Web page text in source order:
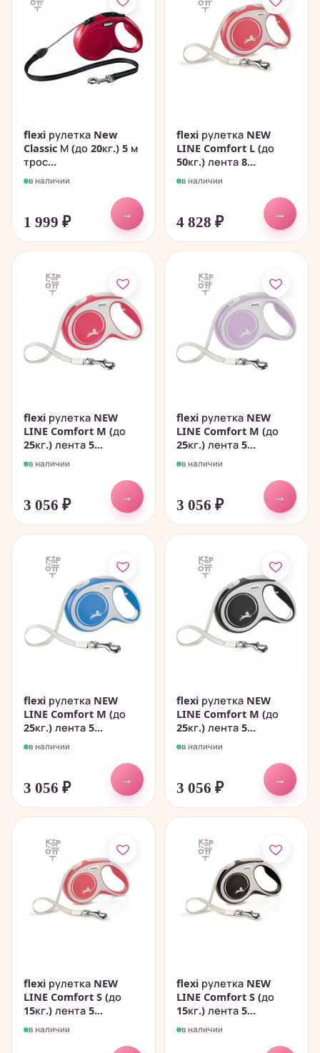
flexi рулетка New
Classic М (до 20кг.) 5 м
трос...
в наличии
1 999 ₽
→
flexi рулетка NEW
LINE Comfort L (до
50кг.) лента 8...
в наличии
4 828 ₽
→
flexi рулетка NEW
LINE Comfort M (до
25кг.) лента 5...
в наличии
3 056 ₽
→
flexi рулетка NEW
LINE Comfort M (до
25кг.) лента 5...
в наличии
3 056 ₽
→
flexi рулетка NEW
LINE Comfort M (до
25кг.) лента 5...
в наличии
3 056 ₽
→
flexi рулетка NEW
LINE Comfort M (до
25кг.) лента 5...
в наличии
3 056 ₽
→
flexi рулетка NEW
LINE Comfort S (до
15кг.) лента 5...
в наличии
flexi рулетка NEW
LINE Comfort S (до
15кг.) лента 5...
в наличии